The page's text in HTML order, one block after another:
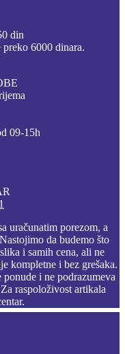
din
preko 6000 dinara.
09-15h
uračunatim porezom, a
da budemo što
i samih cena, ali ne
kompletne i bez grešaka.
i ne podrazumeva
raspoloživost artikala